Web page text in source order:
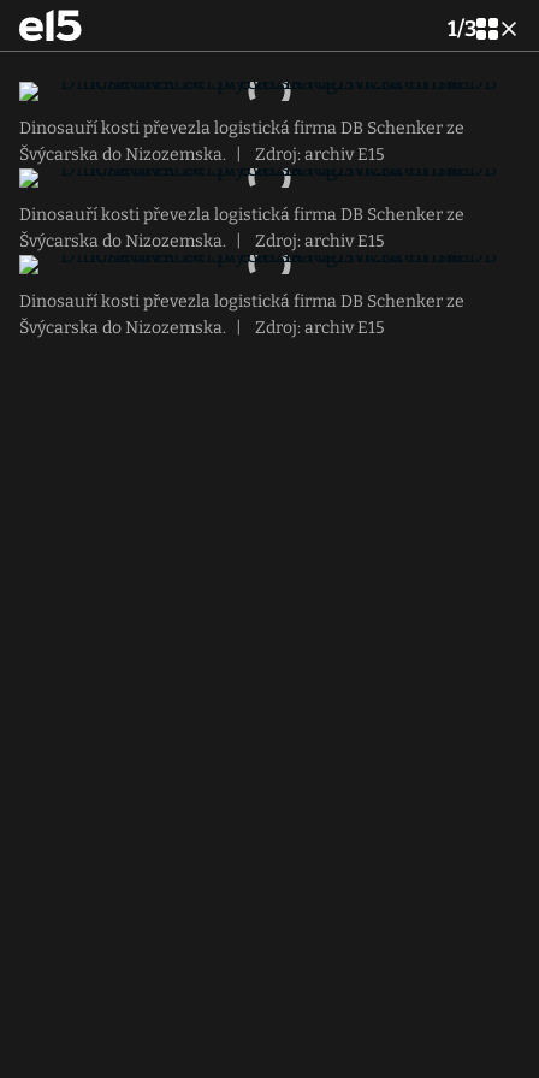
1/3
Dinosauří kosti převezla logistická firma DB Schenker ze
Švýcarska do Nizozemska.
Zdroj: archiv E15
Dinosauří kosti převezla logistická firma DB Schenker ze
Švýcarska do Nizozemska.
Zdroj: archiv E15
Dinosauří kosti převezla logistická firma DB Schenker ze
Švýcarska do Nizozemska.
Zdroj: archiv E15